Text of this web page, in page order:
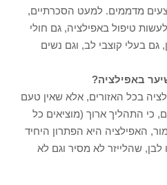
מדממים. למעט הסכרתיים,
טיפול באפילציה, גם חולי
בעלי קוצבי לב, וגם נשים
באפילציה?
בכל האזורים, אלא שאין טעם
כי התהליך ארוך (מוציאים כל
האפילציה היא הפתרון היחיד
לבן, שהלייזר לא מסיר וגם לא